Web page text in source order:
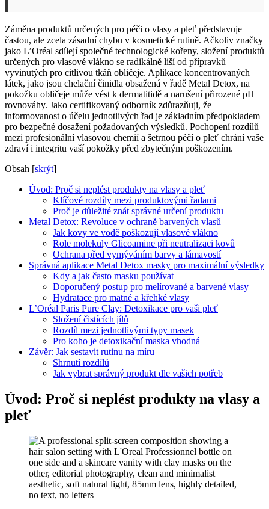
Záměna produktů určených pro péči o vlasy a pleť představuje
častou, ale zcela zásadní chybu v kosmetické rutině. Ačkoliv značky
jako L’Oréal sdílejí společné technologické kořeny, složení produktů
určených pro vlasové vlákno se radikálně liší od přípravků
vyvinutých pro citlivou tkáň obličeje. Aplikace koncentrovaných
látek, jako jsou chelační činidla obsažená v řadě Metal Detox, na
pokožku obličeje může vést k dermatitidě a narušení přirozené pH
rovnováhy. Jako certifikovaný odborník zdůrazňuji, že
informovanost o účelu jednotlivých řad je základním předpokladem
pro bezpečné dosažení požadovaných výsledků. Pochopení rozdílů
mezi profesionální vlasovou chemií a šetrnou péčí o pleť chrání vaše
zdraví i integritu vaší pokožky před zbytečným poškozením.
Obsah [skrýt]
Úvod: Proč si neplést produkty na vlasy a pleť
Klíčové rozdíly mezi produktovými řadami
Proč je důležité znát správné určení produktu
Metal Detox: Revoluce v ochraně barvených vlasů
Jak kovy ve vodě poškozují vlasové vlákno
Role molekuly Glicoamine při neutralizaci kovů
Ochrana před vymýváním barvy a lámavostí
Správná aplikace Metal Detox masky pro maximální výsledky
Kdy a jak často masku používat
Doporučený postup pro melírované a barvené vlasy
Hydratace pro matné a křehké vlasy
L’Oréal Paris Pure Clay: Detoxikace pro vaši pleť
Složení čistících jílů
Rozdíl mezi jednotlivými typy masek
Pro koho je detoxikační maska vhodná
Závěr: Jak sestavit rutinu na míru
Shrnutí rozdílů
Jak vybrat správný produkt dle vašich potřeb
Úvod: Proč si neplést produkty na vlasy a
pleť